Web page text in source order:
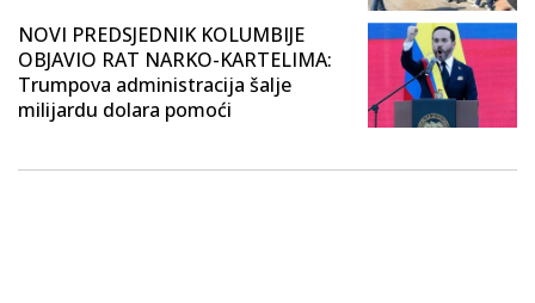
NOVI PREDSJEDNIK KOLUMBIJE
OBJAVIO RAT NARKO-KARTELIMA:
Trumpova administracija šalje
milijardu dolara pomoći